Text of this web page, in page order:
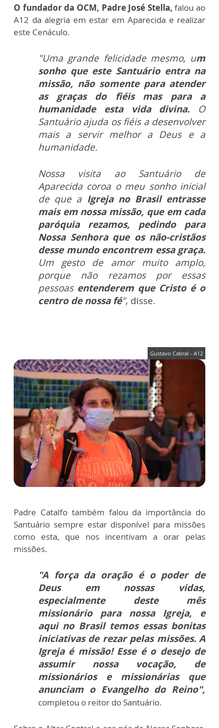
O fundador da OCM, Padre José Stella,falou ao
A12 da alegria em estar em Aparecida e realizar
este Cenáculo.
"Uma grande felicidade mesmo, um
sonho que este Santuário entra na
missão, não somente para atender
as graças do fiéis mas para a
humanidade esta vida divina. O
Santuário ajuda os fiéis a desenvolver
mais a servir melhor a Deus e a
humanidade.
Nossa visita ao Santuário de
Aparecida coroa o meu sonho inicial
de que a Igreja no Brasil entrasse
mais em nossa missão, que em cada
paróquia rezamos, pedindo para
Nossa Senhora que os não-cristãos
desse mundo encontrem essa graça.
Um gesto de amor muito amplo,
porque não rezamos por essas
pessoas entenderem que Cristo é o
centro de nossa fé", disse.
Gustavo Cabral - A12
Padre Catalfo também falou da importância do
Santuário sempre estar disponível para missões
como esta, que nos incentivam a orar pelas
missões.
"A força da oração é o poder de
Deus em nossas vidas,
especialmente deste mês
missionário para nossa Igreja, e
aqui no Brasil temos essas bonitas
iniciativas de rezar pelas missões. A
Igreja é missão! Esse é o desejo de
assumir nossa vocação, de
missionários e missionárias que
anunciam o Evangelho do Reino",
completou o reitor do Santuário.